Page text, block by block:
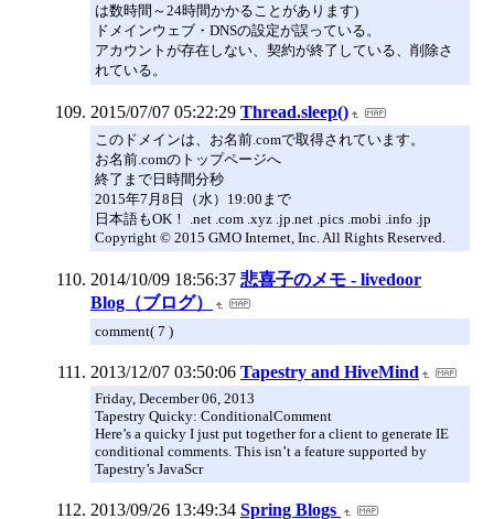
は数時間～24時間かかることがあります)
ドメインウェブ・DNSの設定が誤っている。
アカウントが存在しない、契約が終了している、削除さ
れている。
2015/07/07 05:22:29 Thread.sleep()
このドメインは、お名前.comで取得されています。
お名前.comのトップページへ
終了まで日時間分秒
2015年7月8日（水）19:00まで
日本語もOK！ .net .com .xyz .jp.net .pics .mobi .info .jp
Copyright © 2015 GMO Internet, Inc. All Rights Reserved.
2014/10/09 18:56:37 悲喜子のメモ - livedoor
Blog（ブログ）
comment( 7 )
2013/12/07 03:50:06 Tapestry and HiveMind
Friday, December 06, 2013
Tapestry Quicky: ConditionalComment
Here’s a quicky I just put together for a client to generate IE
conditional comments. This isn’t a feature supported by
Tapestry’s JavaScr
2013/09/26 13:49:34 Spring Blogs